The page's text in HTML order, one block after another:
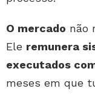
O mercado não
Ele remunera
executados
meses em que